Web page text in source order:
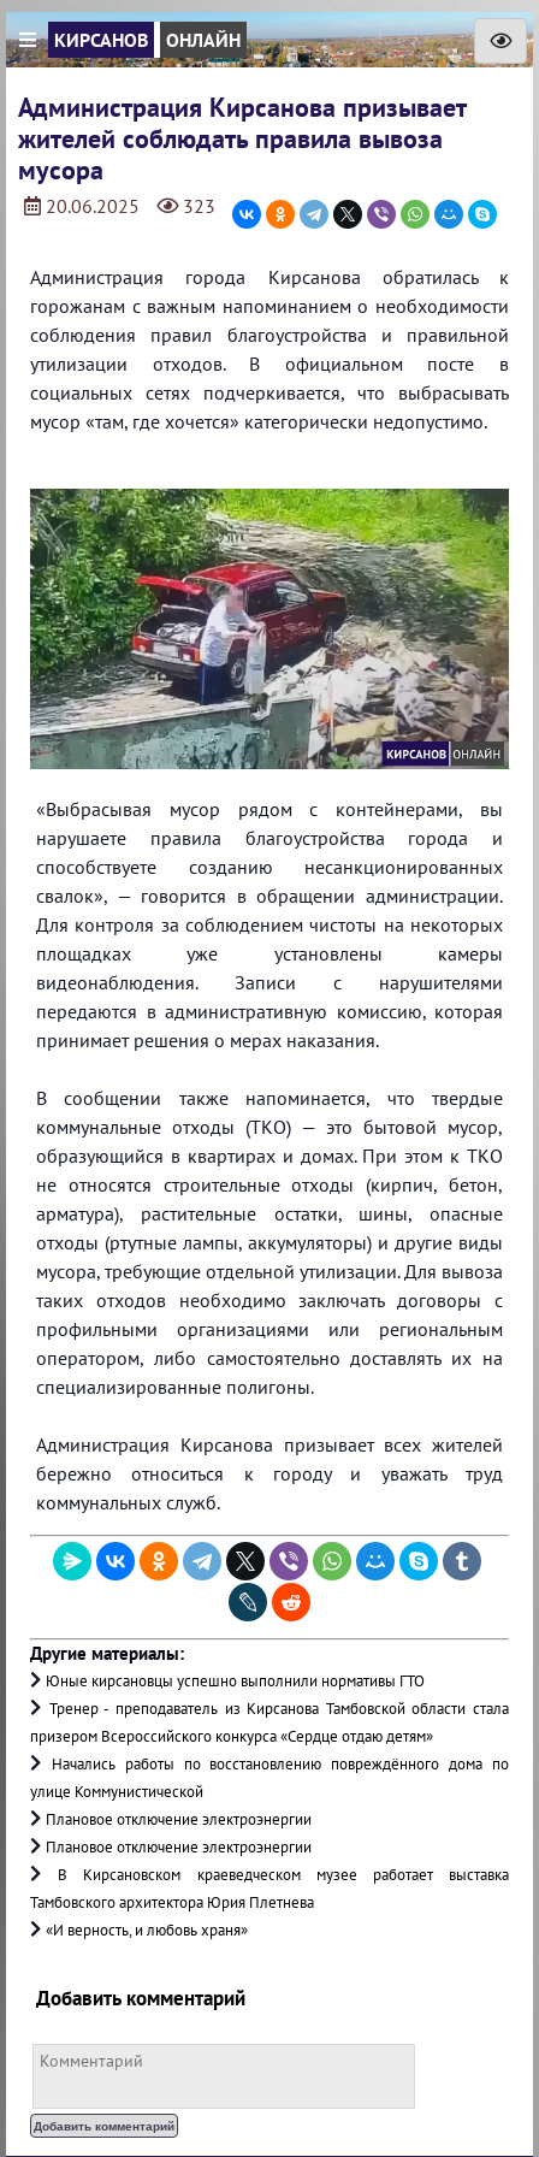
КИРСАНОВ ОНЛАЙН
Администрация Кирсанова призывает
жителей соблюдать правила вывоза
мусора
20.06.2025 323
Администрация города Кирсанова обратилась к
горожанам с важным напоминанием о необходимости
соблюдения правил благоустройства и правильной
утилизации отходов. В официальном посте в
социальных сетях подчеркивается, что выбрасывать
мусор «там, где хочется» категорически недопустимо.
«Выбрасывая мусор рядом с контейнерами, вы
нарушаете правила благоустройства города и
способствуете созданию несанкционированных
свалок», — говорится в обращении администрации.
Для контроля за соблюдением чистоты на некоторых
площадках уже установлены камеры
видеонаблюдения. Записи с нарушителями
передаются в административную комиссию, которая
принимает решения о мерах наказания.
В сообщении также напоминается, что твердые
коммунальные отходы (ТКО) — это бытовой мусор,
образующийся в квартирах и домах. При этом к ТКО
не относятся строительные отходы (кирпич, бетон,
арматура), растительные остатки, шины, опасные
отходы (ртутные лампы, аккумуляторы) и другие виды
мусора, требующие отдельной утилизации. Для вывоза
таких отходов необходимо заключать договоры с
профильными организациями или региональным
оператором, либо самостоятельно доставлять их на
специализированные полигоны.
Администрация Кирсанова призывает всех жителей
бережно относиться к городу и уважать труд
коммунальных служб.
Другие материалы:
Юные кирсановцы успешно выполнили нормативы ГТО
Тренер - преподаватель из Кирсанова Тамбовской области стала
призером Всероссийского конкурса «Сердце отдаю детям»
Начались работы по восстановлению повреждённого дома по
улице Коммунистической
Плановое отключение электроэнергии
Плановое отключение электроэнергии
В Кирсановском краеведческом музее работает выставка
Тамбовского архитектора Юрия Плетнева
«И верность, и любовь храня»
Добавить комментарий